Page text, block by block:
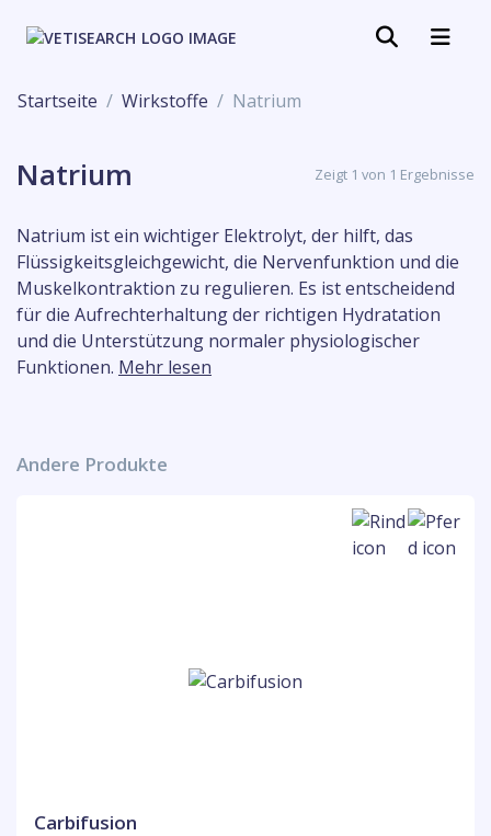
Startseite Wirkstoffe Natrium
Natrium Zeigt 1 von 1 Ergebnisse
Natrium ist ein wichtiger Elektrolyt, der hilft, das
Flüssigkeitsgleichgewicht, die Nervenfunktion und die
Muskelkontraktion zu regulieren. Es ist entscheidend
für die Aufrechterhaltung der richtigen Hydratation
und die Unterstützung normaler physiologischer
Funktionen. Mehr lesen
Andere Produkte
Carbifusion